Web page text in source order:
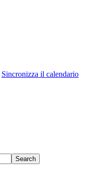
Sincronizza il calendario